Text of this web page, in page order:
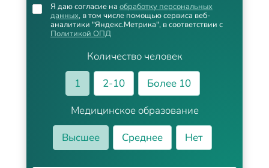
Количество человек
1
2-10
Более 10
Медицинское образование
Высшее
Среднее Нет
Я даю согласие на обработку персональных
данных, в том числе помощью сервиса веб-
аналитики "Яндекс.Метрика", в соответствии с
Политикой ОПД